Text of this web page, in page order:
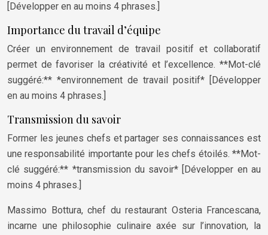
[Développer en au moins 4 phrases.]
Importance du travail d’équipe
Créer un environnement de travail positif et collaboratif
permet de favoriser la créativité et l’excellence. **Mot-clé
suggéré:** *environnement de travail positif* [Développer
en au moins 4 phrases.]
Transmission du savoir
Former les jeunes chefs et partager ses connaissances est
une responsabilité importante pour les chefs étoilés. **Mot-
clé suggéré:** *transmission du savoir* [Développer en au
moins 4 phrases.]
Massimo Bottura, chef du restaurant Osteria Francescana,
incarne une philosophie culinaire axée sur l’innovation, la